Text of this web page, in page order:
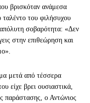
βρισκόταν ανάμεσα
ταλέντο του φιλήσυχου
σοβαρότητα: «Δεν
στην επιθεώρηση και
μετά από τέσσερα
είχε βρει ουσιαστικά,
παράστασης, ο Αντώνιος